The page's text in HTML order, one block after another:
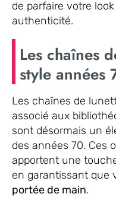
de parfaire votre
authenticité.
Les chaînes
style années
Les chaînes de
associé aux
sont désormais un
des années 70. Ces
apportent une
en garantissant que
portée de main.